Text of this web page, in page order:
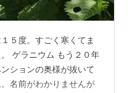
５度。すごく寒くてま
ゲラニウム もう２０年
ションの奥様が抜いて
名前がわかりませんが